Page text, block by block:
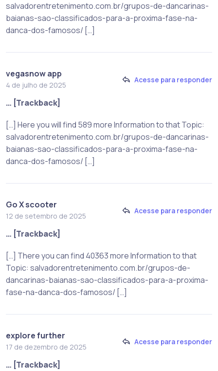
salvadorentretenimento.com.br/grupos-de-dancarinas-
baianas-sao-classificados-para-a-proxima-fase-na-
danca-dos-famosos/ […]
vegasnow app
4 de julho de 2025
Acesse para responder
… [Trackback]
[…] Here you will find 589 more Information to that Topic:
salvadorentretenimento.com.br/grupos-de-dancarinas-
baianas-sao-classificados-para-a-proxima-fase-na-
danca-dos-famosos/ […]
Go X scooter
12 de setembro de 2025
Acesse para responder
… [Trackback]
[…] There you can find 40363 more Information to that
Topic: salvadorentretenimento.com.br/grupos-de-
dancarinas-baianas-sao-classificados-para-a-proxima-
fase-na-danca-dos-famosos/ […]
explore further
17 de dezembro de 2025
Acesse para responder
… [Trackback]